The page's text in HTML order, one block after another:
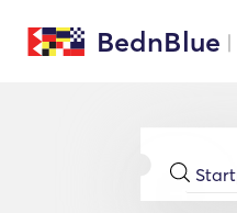
BednBlue